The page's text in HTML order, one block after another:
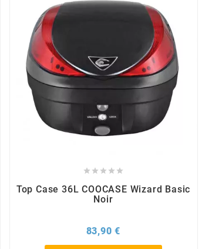
    
Top Case 36L COOCASE Wizard Basic
Noir
83,90 €